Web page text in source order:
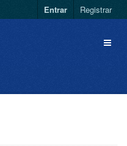
Entrar Registrar